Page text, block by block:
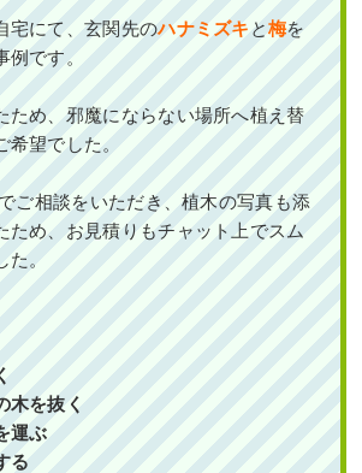
宅にて、玄関先のハナミズキ と梅を
例です。
ため、邪魔にならない場所へ植え替
希望でした。
ご相談をいただき、植木の写真も添
ため、お見積りもチャット上でスム
。
木を抜く
運ぶ
る